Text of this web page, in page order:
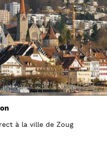
à la ville de Zoug